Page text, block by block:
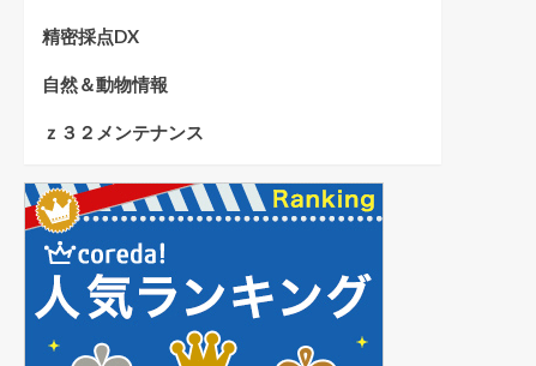
精密採点DX
自然＆動物情報
ｚ３２メンテナンス